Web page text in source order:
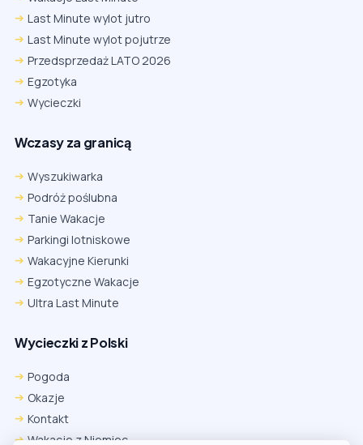
Last Minute wylot jutro
Last Minute wylot pojutrze
Przedsprzedaż LATO 2026
Egzotyka
Wycieczki
Wczasy za granicą
Wyszukiwarka
Podróż poślubna
Tanie Wakacje
Parkingi lotniskowe
Wakacyjne Kierunki
Egzotyczne Wakacje
Ultra Last Minute
Wycieczki z Polski
Pogoda
Okazje
Kontakt
Wakacje z Niemiec
Firefox
Ustawienia → Prywatność i bezpieczeństwo → Pliki cookie innych
firm → ustaw „Zezwalaj”.
Na czas rezerwacji nie blokuj cookies i śledzenia dla tej witryny.